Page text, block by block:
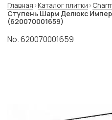
Главная Каталог плитки
Ступень Шарм Делюкс
(620070001659)
No. 620070001659